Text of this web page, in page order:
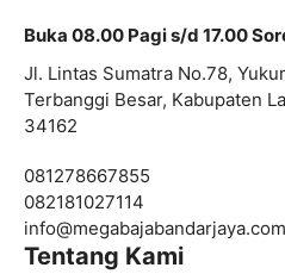
Buka 08.00 Pagi s/d 17.00
Jl. Lintas Sumatra No.78,
Terbanggi Besar, Kabupaten
34162
081278667855
082181027114
info@megabajabandarjaya.com
Tentang Kami